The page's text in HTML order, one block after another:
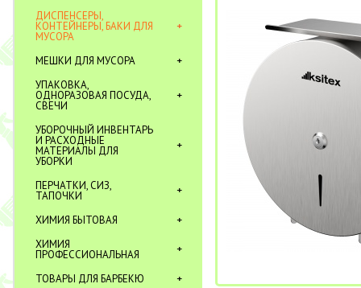
ДИСПЕНСЕРЫ,
КОНТЕЙНЕРЫ, БАКИ ДЛЯ
МУСОРА
МЕШКИ ДЛЯ МУСОРА
УПАКОВКА,
ОДНОРАЗОВАЯ ПОСУДА,
СВЕЧИ
УБОРОЧНЫЙ ИНВЕНТАРЬ
И РАСХОДНЫЕ
МАТЕРИАЛЫ ДЛЯ
УБОРКИ
ПЕРЧАТКИ, СИЗ,
ТАПОЧКИ
ХИМИЯ БЫТОВАЯ
ХИМИЯ
ПРОФЕССИОНАЛЬНАЯ
ТОВАРЫ ДЛЯ БАРБЕКЮ